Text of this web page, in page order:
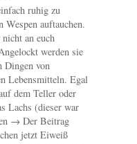
ruhig zu
Wespen auftauchen.
an euch
werden sie
Dingen von
Lebensmitteln. Egal
dem Teller oder
Lachs (dieser war
→ Der Beitrag
jetzt Eiweiß